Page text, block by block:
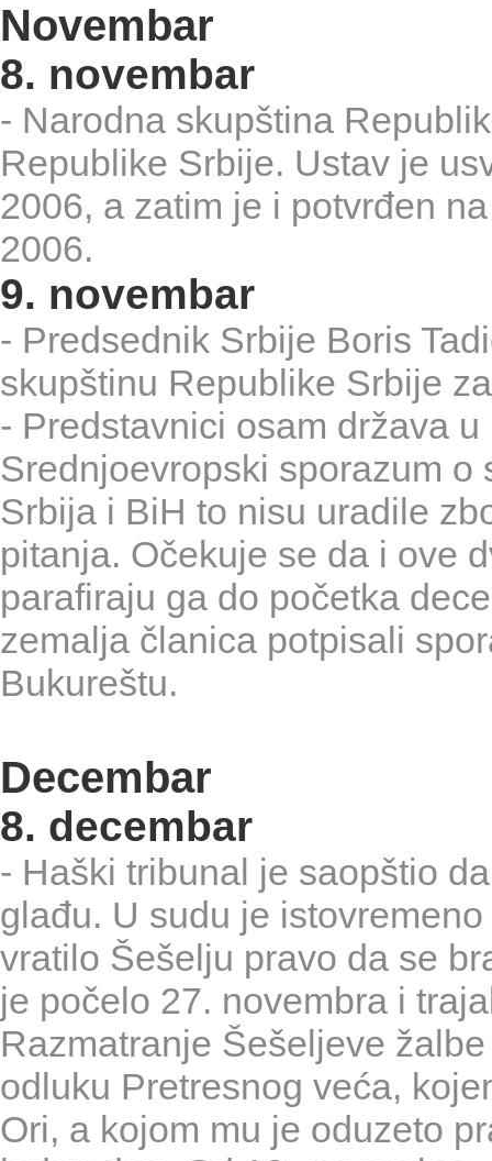
Novembar
8. novembar
- Narodna skupština
Republike Srbije. Ustav je
2006, a zatim je i potvrđen
2006.
9. novembar
- Predsednik Srbije Boris
skupštinu Republike Srbije
- Predstavnici osam država
Srednjoevropski sporazum o
Srbija i BiH to nisu uradile
pitanja. Očekuje se da i ove
parafiraju ga do početka
zemalja članica potpisali
Bukureštu.
Decembar
8. decembar
- Haški tribunal je saopštio
glađu. U sudu je
vratilo Šešelju pravo da se
je počelo 27. novembra i
Razmatranje Šešeljeve
odluku Pretresnog veća,
Ori, a kojom mu je oduzeto